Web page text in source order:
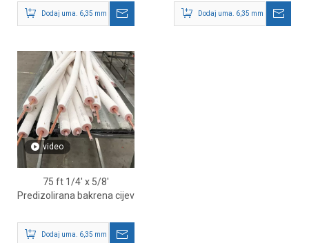
Dodaj uma. 6,35 mm - 9,52 mm je vanjska dimenzija u metrici.Dodaj uma. 6,35 mm - 9,52 mm
video
75 ft 1/4' x 5/8'
Predizolirana bakrena cijev
Dodaj uma. 6,35 mm - 9,52 mm je vanjska dimenzija u metrici.